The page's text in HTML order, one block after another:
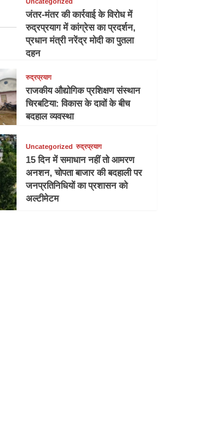
जंतर-मंतर की कार्रवाई के विरोध में
रुद्रप्रयाग में कांग्रेस का प्रदर्शन,
प्रधान मंत्री नरेंद्र मोदी का पुतला
दहन
रुद्रप्रयाग
राजकीय औद्योगिक प्रशिक्षण संस्थान
चिरबटिया: विकास के दावों के बीच
बदहाल व्यवस्था
Uncategorized रुद्रप्रयाग
15 दिन में समाधान नहीं तो आमरण
अनशन, चोपता बाजार की बदहाली पर
जनप्रतिनिधियों का प्रशासन को
अल्टीमेटम